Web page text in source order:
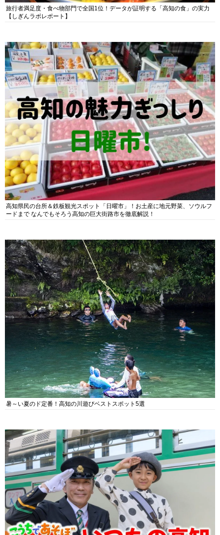
旅行者満足度・食べ物部門で全国1位！データが証明する「高知の食」の実力
【しぎんラボレポート】
高知県民の台所＆鉄板観光スポット「日曜市」！お土産に地元野菜、ソウルフ
ードまで なんでもそろう高知の巨大街路市を徹底解説！
暑～い夏のド定番！高知の川遊びベストスポット5選